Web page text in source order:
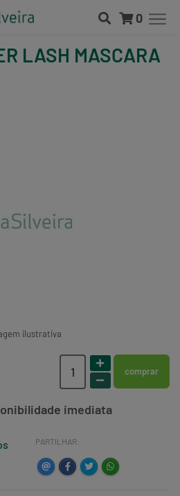
0
LASH MASCARA
ilustrativa
comprar
imediata
PARTILHAR: